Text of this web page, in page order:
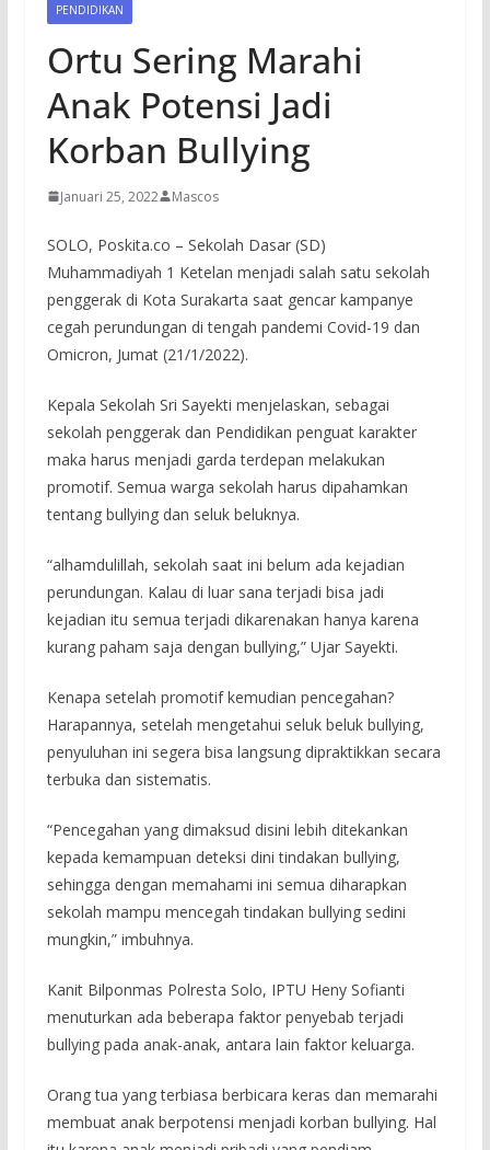
PENDIDIKAN
Ortu Sering Marahi
Anak Potensi Jadi
Korban Bullying
Januari 25, 2022 Mascos
SOLO, Poskita.co – Sekolah Dasar (SD)
Muhammadiyah 1 Ketelan menjadi salah satu sekolah
penggerak di Kota Surakarta saat gencar kampanye
cegah perundungan di tengah pandemi Covid-19 dan
Omicron, Jumat (21/1/2022).
Kepala Sekolah Sri Sayekti menjelaskan, sebagai
sekolah penggerak dan Pendidikan penguat karakter
maka harus menjadi garda terdepan melakukan
promotif. Semua warga sekolah harus dipahamkan
tentang bullying dan seluk beluknya.
“alhamdulillah, sekolah saat ini belum ada kejadian
perundungan. Kalau di luar sana terjadi bisa jadi
kejadian itu semua terjadi dikarenakan hanya karena
kurang paham saja dengan bullying,” Ujar Sayekti.
Kenapa setelah promotif kemudian pencegahan?
Harapannya, setelah mengetahui seluk beluk bullying,
penyuluhan ini segera bisa langsung dipraktikkan secara
terbuka dan sistematis.
“Pencegahan yang dimaksud disini lebih ditekankan
kepada kemampuan deteksi dini tindakan bullying,
sehingga dengan memahami ini semua diharapkan
sekolah mampu mencegah tindakan bullying sedini
mungkin,” imbuhnya.
Kanit Bilponmas Polresta Solo, IPTU Heny Sofianti
menuturkan ada beberapa faktor penyebab terjadi
bullying pada anak-anak, antara lain faktor keluarga.
Orang tua yang terbiasa berbicara keras dan memarahi
membuat anak berpotensi menjadi korban bullying. Hal